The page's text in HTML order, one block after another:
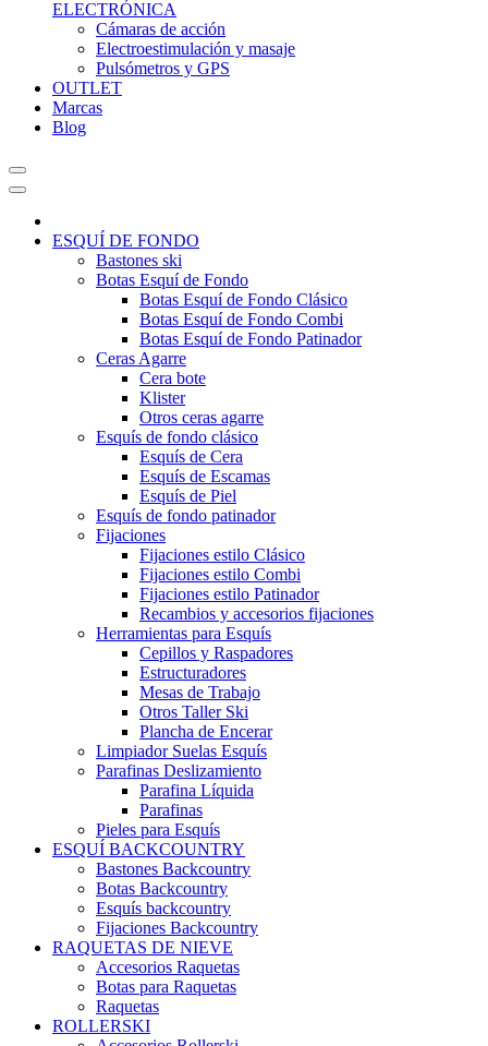
ELECTRÓNICA
Cámaras de acción
Electroestimulación y masaje
Pulsómetros y GPS
OUTLET
Marcas
Blog
ESQUÍ DE FONDO
Bastones ski
Botas Esquí de Fondo
Botas Esquí de Fondo Clásico
Botas Esquí de Fondo Combi
Botas Esquí de Fondo Patinador
Ceras Agarre
Cera bote
Klister
Otros ceras agarre
Esquís de fondo clásico
Esquís de Cera
Esquís de Escamas
Esquís de Piel
Esquís de fondo patinador
Fijaciones
Fijaciones estilo Clásico
Fijaciones estilo Combi
Fijaciones estilo Patinador
Recambios y accesorios fijaciones
Herramientas para Esquís
Cepillos y Raspadores
Estructuradores
Mesas de Trabajo
Otros Taller Ski
Plancha de Encerar
Limpiador Suelas Esquís
Parafinas Deslizamiento
Parafina Líquida
Parafinas
Pieles para Esquís
ESQUÍ BACKCOUNTRY
Bastones Backcountry
Botas Backcountry
Esquís backcountry
Fijaciones Backcountry
RAQUETAS DE NIEVE
Accesorios Raquetas
Botas para Raquetas
Raquetas
ROLLERSKI